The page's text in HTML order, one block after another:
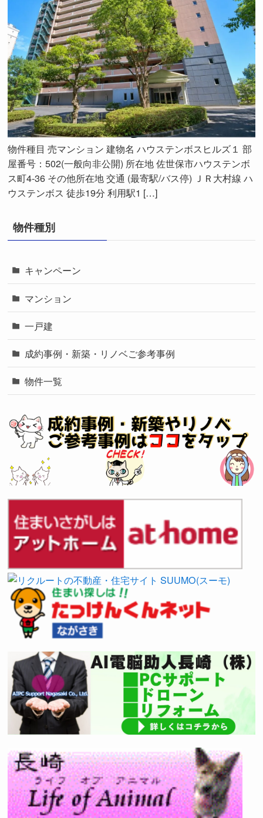
物件種目 売マンション 建物名 ハウステンボスヒルズ１ 部
屋番号：502(一般向非公開) 所在地 佐世保市ハウステンボ
ス町4-36 その他所在地 交通 (最寄駅/バス停) ＪＲ大村線 ハ
ウステンボス 徒歩19分 利用駅1 […]
物件種別
キャンペーン
マンション
一戸建
成約事例・新築・リノベご参考事例
物件一覧